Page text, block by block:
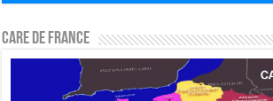
CARE DE FRANCE